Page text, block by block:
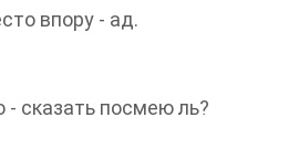
впору - ад.
- сказать посмею ль?